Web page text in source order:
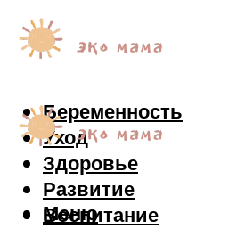
Беременность
Уход
Здоровье
Развитие
Воспитание
Меню